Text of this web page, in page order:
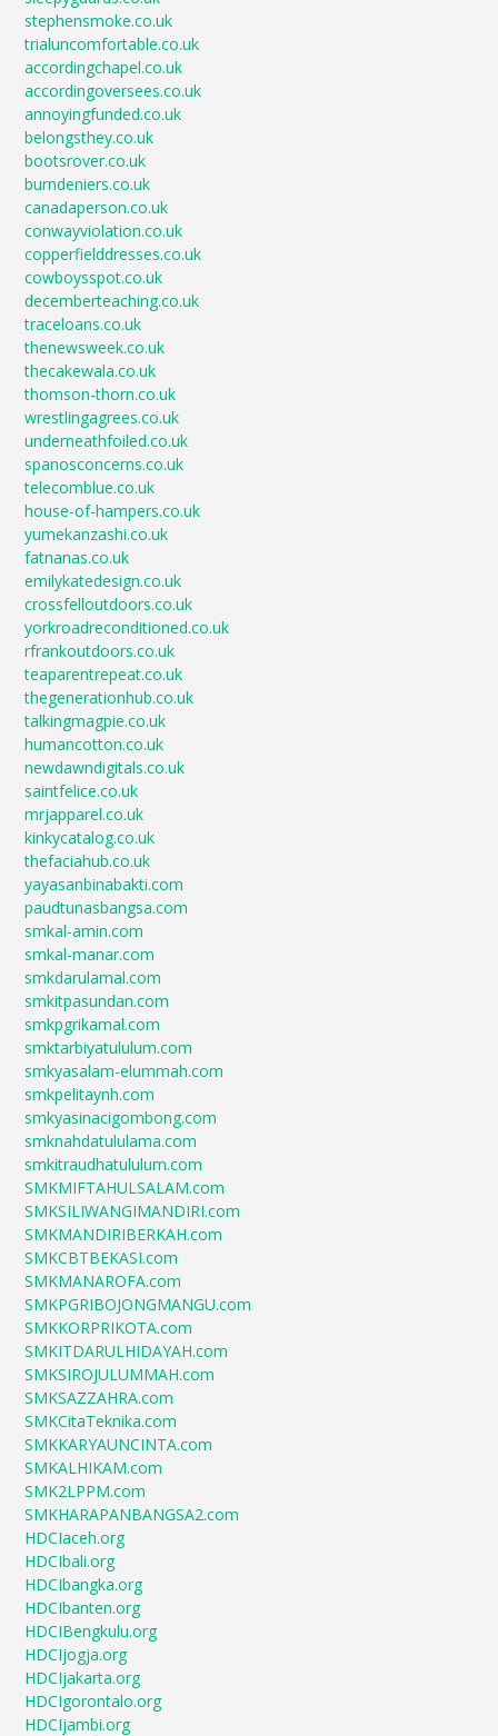
stephensmoke.co.uk
trialuncomfortable.co.uk
accordingchapel.co.uk
accordingoversees.co.uk
annoyingfunded.co.uk
belongsthey.co.uk
bootsrover.co.uk
burndeniers.co.uk
canadaperson.co.uk
conwayviolation.co.uk
copperfielddresses.co.uk
cowboysspot.co.uk
decemberteaching.co.uk
traceloans.co.uk
thenewsweek.co.uk
thecakewala.co.uk
thomson-thorn.co.uk
wrestlingagrees.co.uk
underneathfoiled.co.uk
spanosconcerns.co.uk
telecomblue.co.uk
house-of-hampers.co.uk
yumekanzashi.co.uk
fatnanas.co.uk
emilykatedesign.co.uk
crossfelloutdoors.co.uk
yorkroadreconditioned.co.uk
rfrankoutdoors.co.uk
teaparentrepeat.co.uk
thegenerationhub.co.uk
talkingmagpie.co.uk
humancotton.co.uk
newdawndigitals.co.uk
saintfelice.co.uk
mrjapparel.co.uk
kinkycatalog.co.uk
thefaciahub.co.uk
yayasanbinabakti.com
paudtunasbangsa.com
smkal-amin.com
smkal-manar.com
smkdarulamal.com
smkitpasundan.com
smkpgrikamal.com
smktarbiyatululum.com
smkyasalam-elummah.com
smkpelitaynh.com
smkyasinacigombong.com
smknahdatululama.com
smkitraudhatululum.com
SMKMIFTAHULSALAM.com
SMKSILIWANGIMANDIRI.com
SMKMANDIRIBERKAH.com
SMKCBTBEKASI.com
SMKMANAROFA.com
SMKPGRIBOJONGMANGU.com
SMKKORPRIKOTA.com
SMKITDARULHIDAYAH.com
SMKSIROJULUMMAH.com
SMKSAZZAHRA.com
SMKCitaTeknika.com
SMKKARYAUNCINTA.com
SMKALHIKAM.com
SMK2LPPM.com
SMKHARAPANBANGSA2.com
HDCIaceh.org
HDCIbali.org
HDCIbangka.org
HDCIbanten.org
HDCIBengkulu.org
HDCIjogja.org
HDCIjakarta.org
HDCIgorontalo.org
HDCIjambi.org